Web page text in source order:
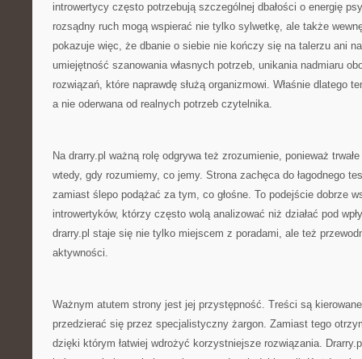
introwertycy często potrzebują szczególnej dbałości o energię
rozsądny ruch mogą wspierać nie tylko sylwetkę, ale także
pokazuje więc, że dbanie o siebie nie kończy się na talerzu ani
umiejętność szanowania własnych potrzeb, unikania nadmiaru
rozwiązań, które naprawdę służą organizmowi. Właśnie dlatego
a nie oderwana od realnych potrzeb czytelnika.
Na drarry.pl ważną rolę odgrywa też zrozumienie, ponieważ
wtedy, gdy rozumiemy, co jemy. Strona zachęca do łagodnego
zamiast ślepo podążać za tym, co głośne. To podejście dobrze
introwertyków, którzy często wolą analizować niż działać pod
drarry.pl staje się nie tylko miejscem z poradami, ale też
aktywności.
Ważnym atutem strony jest jej przystępność. Treści są
przedzierać się przez specjalistyczny żargon. Zamiast tego
dzięki którym łatwiej wdrożyć korzystniejsze rozwiązania.